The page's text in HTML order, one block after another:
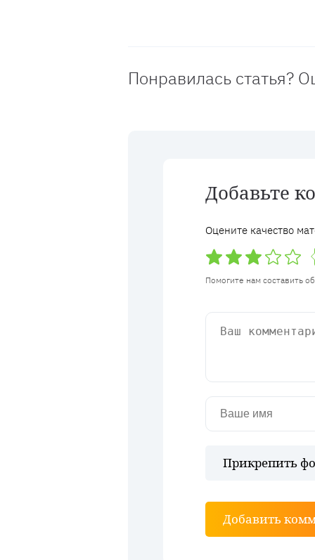
Понравилась статья?
Добавьте
Оцените качество
Помогите нам составить
Прикрепить
Добавить